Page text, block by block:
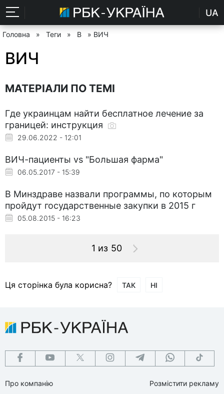
UA
Головна » Теги » В » ВИЧ
ВИЧ
МАТЕРІАЛИ ПО ТЕМІ
Где украинцам найти бесплатное лечение за
границей: инструкция
29.06.2022 - 12:01
ВИЧ-пациенты vs "Большая фарма"
06.05.2017 - 15:39
В Минздраве назвали программы, по которым
пройдут государственные закупки в 2015 г
05.08.2015 - 16:23
1 из 50
Ця сторінка була корисна? ТАК НІ
Про компанію
Розмістити рекламу